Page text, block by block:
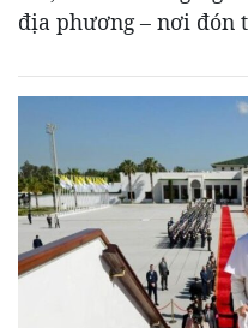
địa phương – nơi đón